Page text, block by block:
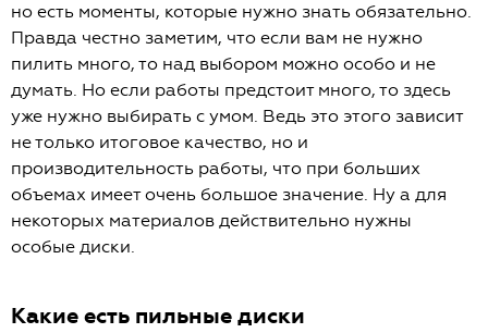
но есть моменты, которые нужно знать обязательно.
Правда честно заметим, что если вам не нужно
пилить много, то над выбором можно особо и не
думать. Но если работы предстоит много, то здесь
уже нужно выбирать с умом. Ведь это этого зависит
не только итоговое качество, но и
производительность работы, что при больших
объемах имеет очень большое значение. Ну а для
некоторых материалов действительно нужны
особые диски.
Какие есть пильные диски